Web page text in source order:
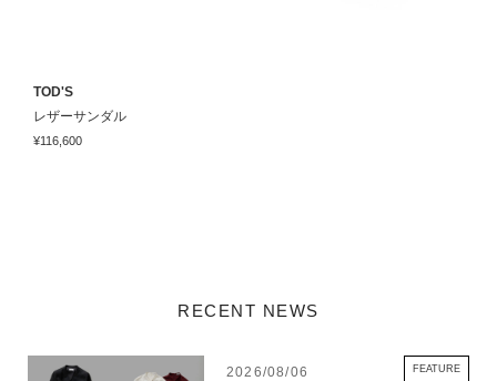
TOD'S
レザーサンダル
¥116,600
RECENT NEWS
2026/08/06 FEATURE